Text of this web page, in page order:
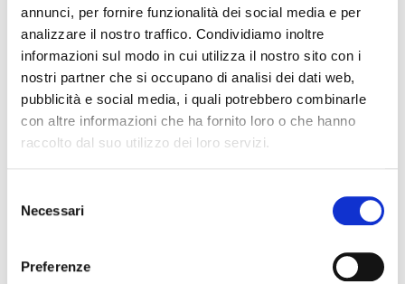
annunci, per fornire funzionalità dei social media e per
analizzare il nostro traffico. Condividiamo inoltre
informazioni sul modo in cui utilizza il nostro sito con i
nostri partner che si occupano di analisi dei dati web,
pubblicità e social media, i quali potrebbero combinarle
con altre informazioni che ha fornito loro o che hanno
raccolto dal suo utilizzo dei loro servizi.
delNecessari
Preferenze